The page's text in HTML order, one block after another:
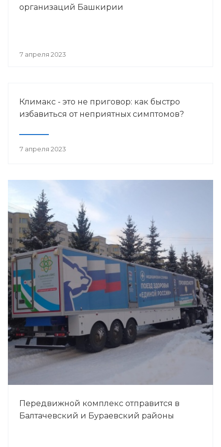
организаций Башкирии
7 апреля 2023
Климакс - это не приговор: как быстро
избавиться от неприятных симптомов?
7 апреля 2023
Передвижной комплекс отправится в
Балтачевский и Бураевский районы